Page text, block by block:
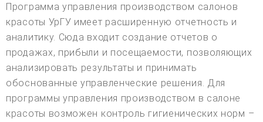
Программа управления производством салонов
красоты УрГУ имеет расширенную отчетность и
аналитику. Сюда входит создание отчетов о
продажах, прибыли и посещаемости, позволяющих
анализировать результаты и принимать
обоснованные управленческие решения. Для
программы управления производством в салоне
красоты возможен контроль гигиенических норм –